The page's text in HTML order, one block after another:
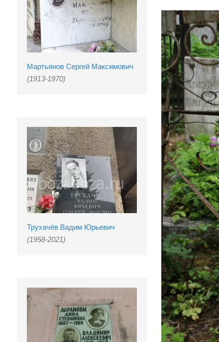
Мартьянов Сергей Максимович
(1913-1970)
Трухачёв Вадим Юрьевич
(1958-2021)